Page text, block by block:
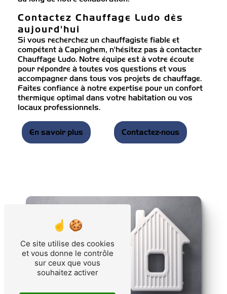
Contactez Chauffage Ludo dès
aujourd'hui
Si vous recherchez un chauffagiste fiable et
compétent à Capinghem, n'hésitez pas à contacter
Chauffage Ludo. Notre équipe est à votre écoute
pour répondre à toutes vos questions et vous
accompagner dans tous vos projets de chauffage.
Faites confiance à notre expertise pour un confort
thermique optimal dans votre habitation ou vos
locaux professionnels.
En savoir plus Contactez-nous
Ce site utilise des cookies
et vous donne le contrôle
sur ceux que vous
souhaitez activer